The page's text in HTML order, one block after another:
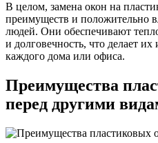
В целом, замена окон на
преимуществ и положительно
людей. Они обеспечивают
и долговечность, что делает
каждого дома или офиса.
Преимущества
перед другими